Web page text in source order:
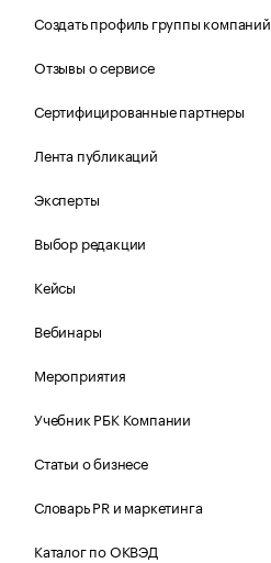
Создать профиль группы компаний
Отзывы о сервисе
Сертифицированные партнеры
Лента публикаций
Эксперты
Выбор редакции
Кейсы
Вебинары
Мероприятия
Учебник РБК Компании
Статьи о бизнесе
Словарь PR и маркетинга
Каталог по ОКВЭД